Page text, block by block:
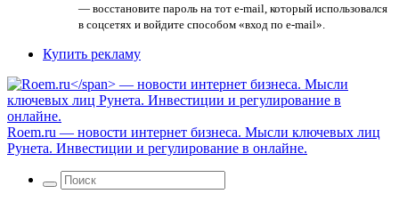
— восстановите пароль на тот e-mail, который использовался
в соцсетях и войдите способом «вход по e-mail».
Купить рекламу
Roem.ru — новости интернет бизнеса. Мысли ключевых лиц
Рунета. Инвестиции и регулирование в онлайне.